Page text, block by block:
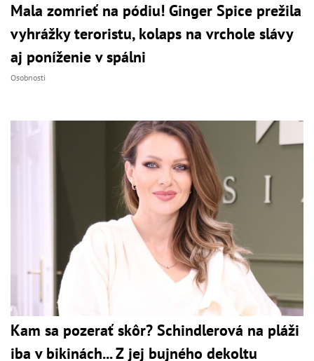
Mala zomrieť na pódiu! Ginger Spice prežila
vyhrážky teroristu, kolaps na vrchole slávy
aj poníženie v spálni
Osobnosti
Kam sa pozerať skôr? Schindlerová na pláži
iba v bikinách... Z jej bujného dekoltu